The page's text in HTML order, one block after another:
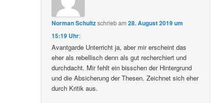
Norman Schultzschriebam28. August 2019 um
15:19 Uhr:
Avantgarde Unterricht ja, aber mir erscheint das
eher als rebellisch denn als gut recherchiert und
durchdacht. Mir fehlt ein bisschen der Hintergrund
und die Absicherung der Thesen. Zeichnet sich eher
durch Kritik aus.